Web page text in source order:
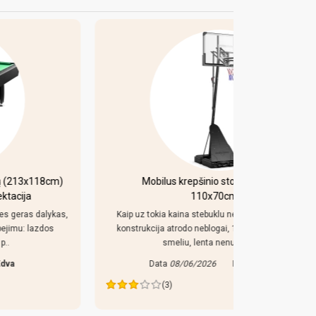
Mobilus krepšinio stovas Bilaro Denver
Kaip uz tokia kaina stebuklu nesitikejau, pats padas ir
konstrukcija atrodo neblogai, 150 l pado sociai, jei su
smeliu, lenta nenustebino, a..
Vidmantas